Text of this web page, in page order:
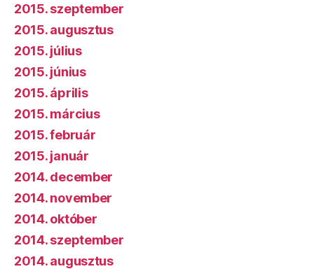
2015. szeptember
2015. augusztus
2015. július
2015. június
2015. április
2015. március
2015. február
2015. január
2014. december
2014. november
2014. október
2014. szeptember
2014. augusztus